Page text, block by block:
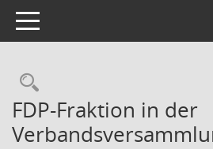
Toggle navigation
Rechercheauswahl
FDP-Fraktion in der